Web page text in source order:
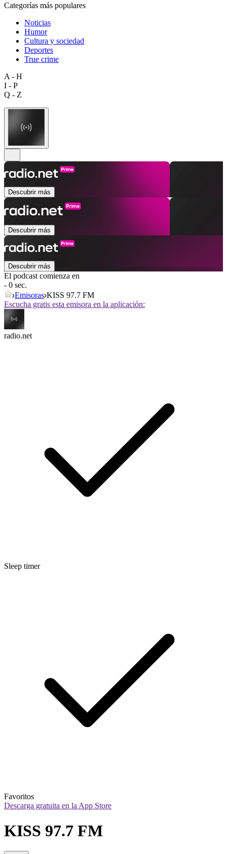
Categorías más populares
Noticias
Humor
Cultura y sociedad
Deportes
True crime
A - H
I - P
Q - Z
Descubrir más
Descubrir más
Descubrir más
El podcast comienza en
- 0 sec.
Emisoras KISS 97.7 FM
Escucha gratis esta emisora en la aplicación:
radio.net
Sleep timer
Favoritos
Descarga gratuita en la App Store
KISS 97.7 FM